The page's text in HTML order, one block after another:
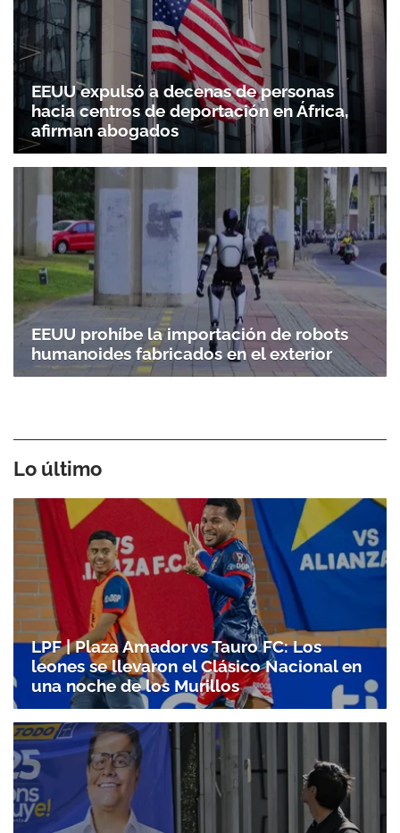
EEUU expulsó a decenas de personas
hacia centros de deportación en África,
afirman abogados
EEUU prohíbe la importación de robots
humanoides fabricados en el exterior
Lo último
LPF | Plaza Amador vs Tauro FC: Los
leones se llevaron el Clásico Nacional en
una noche de los Murillos